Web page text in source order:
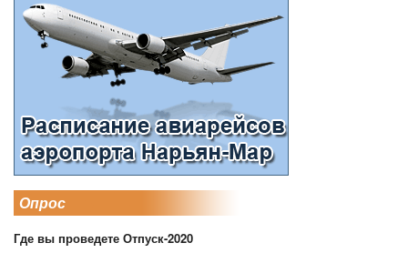
Опрос
Где вы проведете Отпуск-2020